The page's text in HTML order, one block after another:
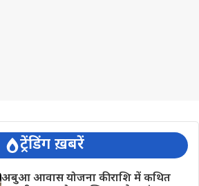
ट्रेंडिंग ख़बरें
अबुआ आवास योजना की राशि में कथित